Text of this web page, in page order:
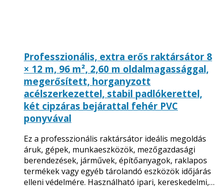
Professzionális, extra erős raktársátor 8
× 12 m, 96 m², 2,60 m oldalmagassággal,
megerősített, horganyzott
acélszerkezettel, stabil padlókerettel,
két cipzáras bejárattal fehér PVC
ponyvával
Ez a professzionális raktársátor ideális megoldás
áruk, gépek, munkaeszközök, mezőgazdasági
berendezések, járművek, építőanyagok, raklapos
termékek vagy egyéb tárolandó eszközök időjárás
elleni védelmére. Használható ipari, kereskedelmi,…